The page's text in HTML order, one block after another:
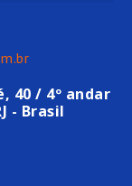
40 / 4º andar
- Brasil